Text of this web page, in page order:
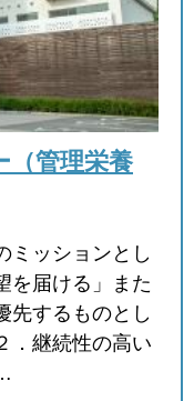
（管理栄養
ミッションとし
を届ける」また
先するものとし
継続性の高い